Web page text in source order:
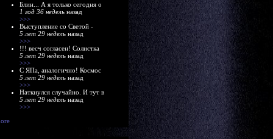
Блин... А я только сегодня о
1 год 36 недель назад
>>>
Выступление со Светой -
5 лет 29 недель назад
>>>
!!! весч согласен! Солистка
5 лет 29 недель назад
>>>
С ЯПа, аналогично! Космос
5 лет 29 недель назад
>>>
Наткнулся случайно. И тут в
5 лет 29 недель назад
>>>